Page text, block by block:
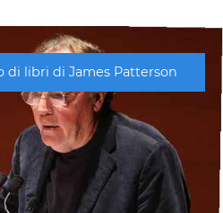
di libri di James Patterson